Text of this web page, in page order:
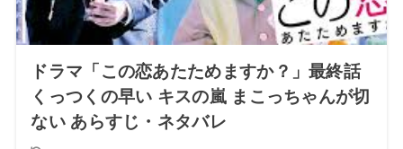
ドラマ「この恋あたためますか？」最終話
くっつくの早い キスの嵐 まこっちゃんが切
ない あらすじ・ネタバレ